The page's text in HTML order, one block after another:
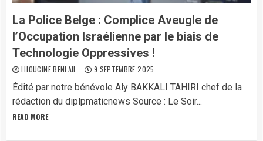
La Police Belge : Complice Aveugle de
l’Occupation Israélienne par le biais de
Technologie Oppressives !
LHOUCINE BENLAIL 9 SEPTEMBRE 2025
Édité par notre bénévole Aly BAKKALI TAHIRI chef de la
rédaction du diplpmaticnews Source : Le Soir...
READ MORE